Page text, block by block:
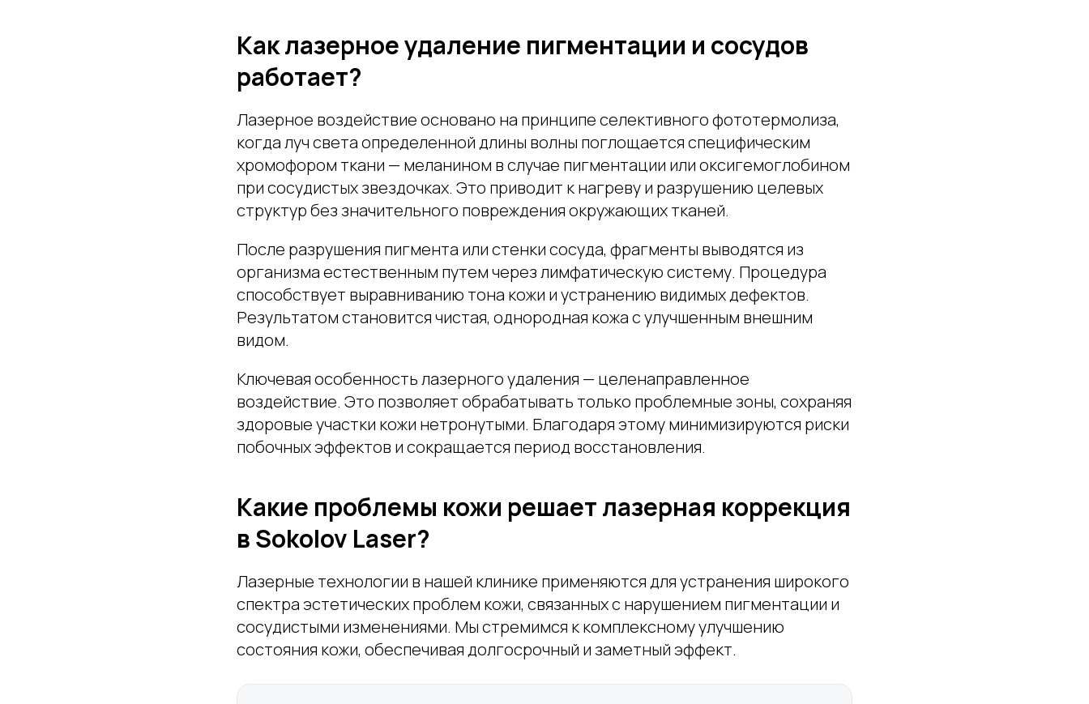
Как лазерное удаление пигментации и сосудов
работает?
Лазерное воздействие основано на принципе селективного фототермолиза,
когда луч света определенной длины волны поглощается специфическим
хромофором ткани — меланином в случае пигментации или оксигемоглобином
при сосудистых звездочках. Это приводит к нагреву и разрушению целевых
структур без значительного повреждения окружающих тканей.
После разрушения пигмента или стенки сосуда, фрагменты выводятся из
организма естественным путем через лимфатическую систему. Процедура
способствует выравниванию тона кожи и устранению видимых дефектов.
Результатом становится чистая, однородная кожа с улучшенным внешним
видом.
Ключевая особенность лазерного удаления — целенаправленное
воздействие. Это позволяет обрабатывать только проблемные зоны, сохраняя
здоровые участки кожи нетронутыми. Благодаря этому минимизируются риски
побочных эффектов и сокращается период восстановления.
Какие проблемы кожи решает лазерная коррекция
в Sokolov Laser?
Лазерные технологии в нашей клинике применяются для устранения широкого
спектра эстетических проблем кожи, связанных с нарушением пигментации и
сосудистыми изменениями. Мы стремимся к комплексному улучшению
состояния кожи, обеспечивая долгосрочный и заметный эффект.